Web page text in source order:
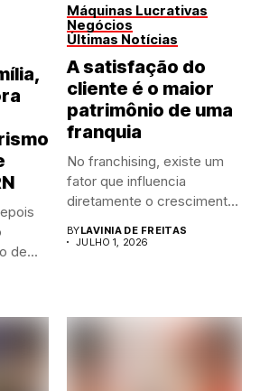
de...
Máquinas Lucrativas
Negócios
Últimas Notícias
A satisfação do
cliente é o maior
patrimônio de uma
franquia
No franchising, existe um
fator que influencia
diretamente o crescimento
BYLAVINIA DE FREITAS
JULHO 1, 2026